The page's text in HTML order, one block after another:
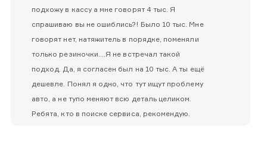
подхожу в кассу а мне говорят 4 тыс. Я
спрашиваю вы не ошиблись?! Было 10 тыс. Мне
говорят нет, натяжитель в порядке, поменяли
только резиночки....Я не встречал такой
подход. Да, я согласен был на 10 тыс. А ты ещё
дешевле. Понял я одно, что тут ищут проблему
авто, а не тупо меняют всю деталь целиком.
Ребята, кто в поиске сервиса, рекомендую.